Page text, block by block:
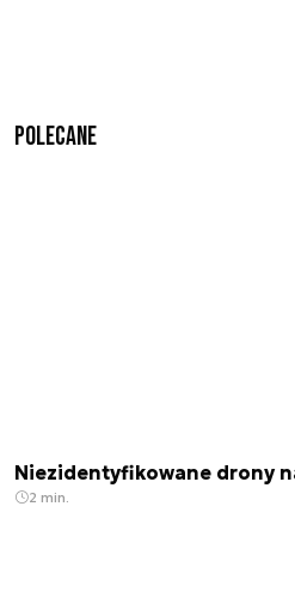
Polecane
Niezidentyfikowane drony
2 min.